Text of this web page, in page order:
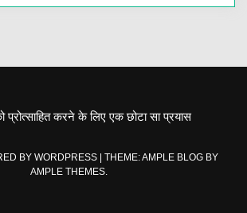
प्रोत्साहित करने के लिए एक छोटा सा प्रयास
BY WORDPRESS
THEME: AMPLE BLOG BY
AMPLE THEMES.